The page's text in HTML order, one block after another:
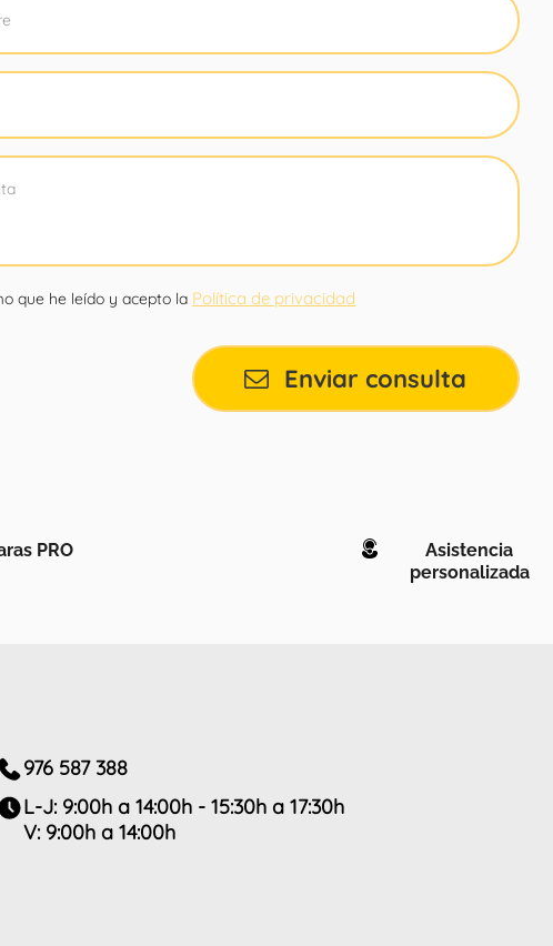
que he leído y acepto la Política de privacidad
Enviar consulta
PRO
Asistencia
personalizada
976 587 388
L-J: 9:00h a 14:00h - 15:30h a 17:30h
V: 9:00h a 14:00h